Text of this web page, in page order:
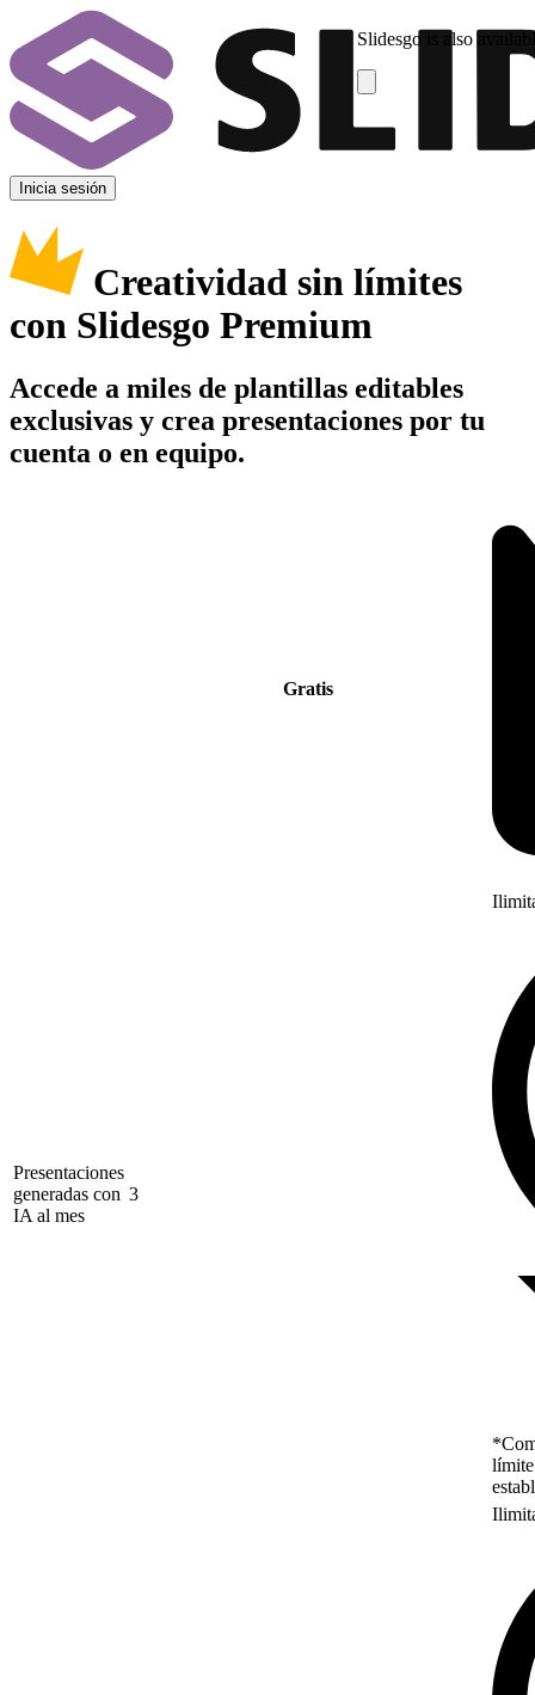
Slidesgo is also
Inicia sesión
Creatividad sin límites
con Slidesgo Premium
Accede a miles de plantillas editables
exclusivas y crea presentaciones por tu
cuenta o en equipo.
Gratis
Presentaciones
generadas con
IA al mes
3